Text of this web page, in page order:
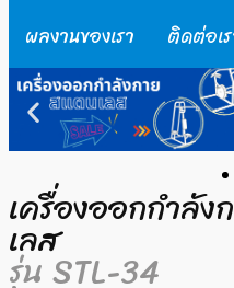
ผลงานของเรา ติดต่อเ
เครื่องออกกำลั
เลส
รุ่น STL-34